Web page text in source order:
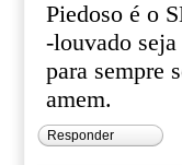
Piedoso é o
-louvado
para sempre
amem.
Responder